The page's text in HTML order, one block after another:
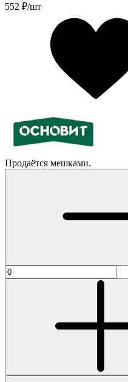
552 ₽/шт
Продаётся мешками.